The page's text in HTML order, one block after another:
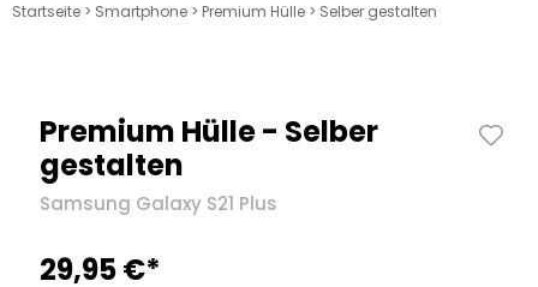
Startseite > Smartphone > Premium Hülle > Selber gestalten
Premium Hülle - Selber
gestalten
Samsung Galaxy S21 Plus
29,95 €*